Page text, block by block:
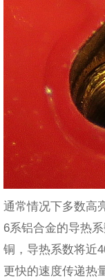
通常情况下多数高
6系铝合金的导热
铜，导热系数将近
更快的速度传递热